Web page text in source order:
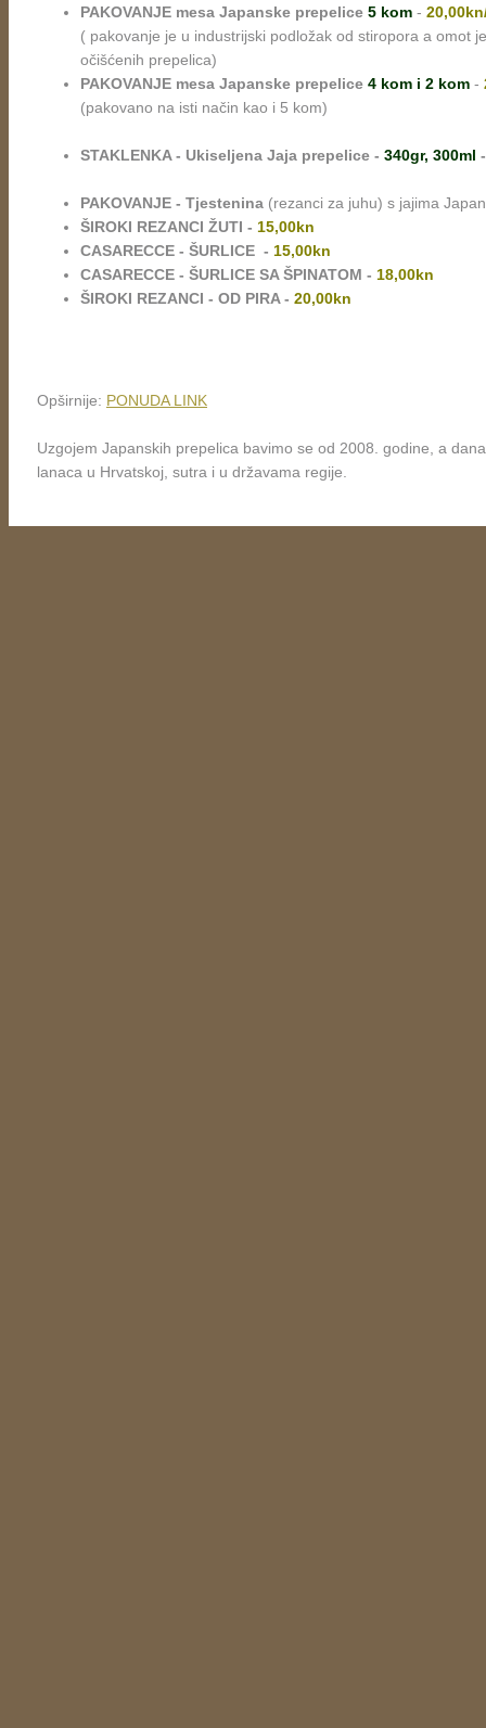
PAKOVANJE mesa Japanske prepelice 5 kom -
( pakovanje je u industrijski podložak od stiropora a omot
očišćenih prepelica)
PAKOVANJE mesa Japanske prepelice 4 kom i 2 kom -
(pakovano na isti način kao i 5 kom)
STAKLENKA - Ukiseljena Jaja prepelice - 340gr, 300ml
PAKOVANJE - Tjestenina (rezanci za juhu) s jajima
ŠIROKI REZANCI ŽUTI - 15,00kn
CASARECCE - ŠURLICE - 15,00kn
CASARECCE - ŠURLICE SA ŠPINATOM - 18,00kn
ŠIROKI REZANCI - OD PIRA - 20,00kn
Opširnije: PONUDA LINK
Uzgojem Japanskih prepelica bavimo se od 2008. godine, a
lanaca u Hrvatskoj, sutra i u državama regije.